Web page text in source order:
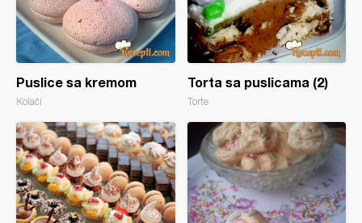
Puslice sa kremom
Kolači
Torta sa puslicama (2)
Torte